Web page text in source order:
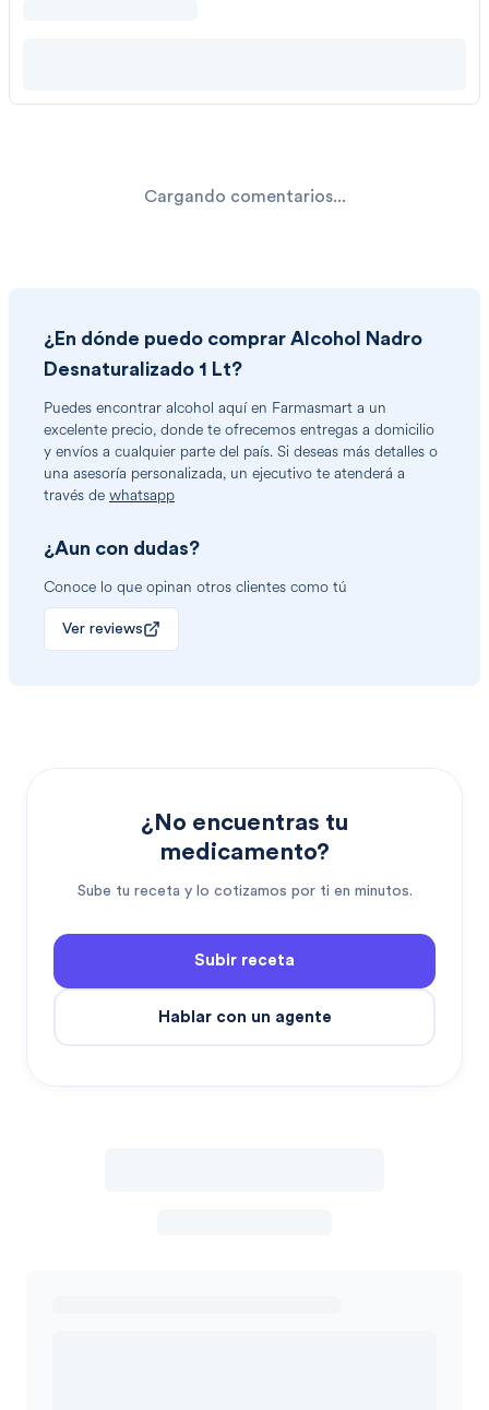
Cargando comentarios...
¿En dónde puedo comprar Alcohol Nadro
Desnaturalizado 1 Lt?
Puedes encontrar alcohol aquí en Farmasmart a un
excelente precio, donde te ofrecemos entregas a domicilio
y envíos a cualquier parte del país. Si deseas más detalles o
una asesoría personalizada, un ejecutivo te atenderá a
través de whatsapp
¿Aun con dudas?
Conoce lo que opinan otros clientes como tú
Ver reviews
¿No encuentras tu
medicamento?
Sube tu receta y lo cotizamos por ti en minutos.
Subir receta
Hablar con un agente